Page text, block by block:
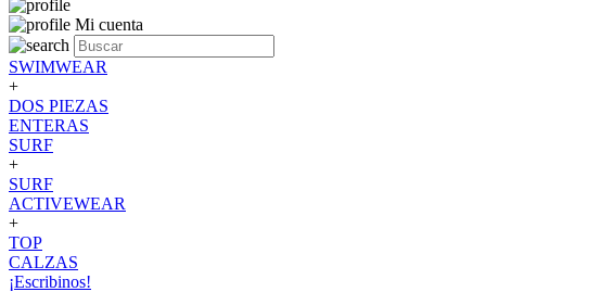
Mi cuenta
SWIMWEAR
+
DOS PIEZAS
ENTERAS
SURF
+
SURF
ACTIVEWEAR
+
TOP
CALZAS
¡Escribinos!